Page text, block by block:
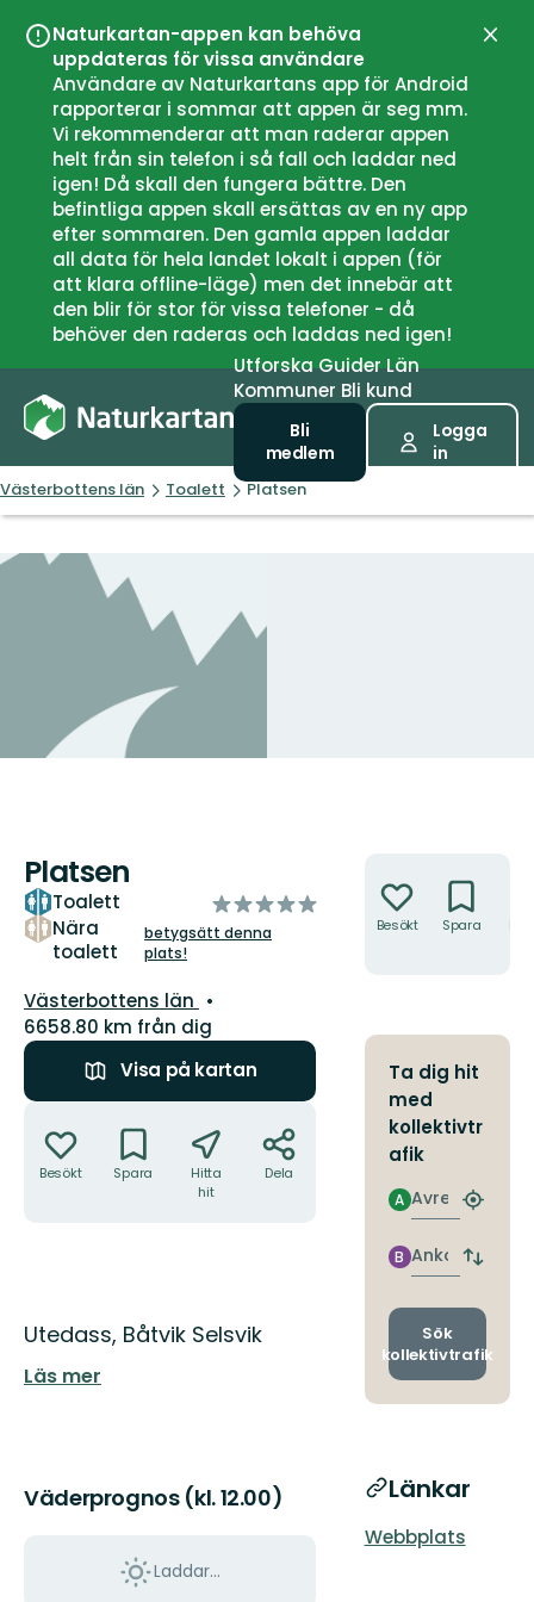
Naturkartan-appen kan behöva
uppdateras för vissa användare
Användare av Naturkartans app för Android
rapporterar i sommar att appen är seg mm.
Vi rekommenderar att man raderar appen
helt från sin telefon i så fall och laddar ned
igen! Då skall den fungera bättre. Den
befintliga appen skall ersättas av en ny app
efter sommaren. Den gamla appen laddar
all data för hela landet lokalt i appen (för
att klara offline-läge) men det innebär att
den blir för stor för vissa telefoner - då
behöver den raderas och laddas ned igen!
UtforskaGuiderLän
Kommuner Bli kund
Bli
medlem
Logga
in
Västerbottens län Toalett Platsen
Platsen
Toalett
Nära
toalett
av
5
betygsätt denna
plats!
Län:
Västerbottens län
6658.80 km från dig
Visa på kartan
Besökt Spara
Hitta
hit
Dela
Beskrivning
Utedass, Båtvik Selsvik
Läs mer
Väderprognos (kl. 12.00)
Laddar...
Besökt Spara
Ta dig hit
med
kollektivtr
afik
Avresa
A
Hitta
Ankomst
B
Byt
och
Sök
kollektivtrafik
Länkar
Webbplats